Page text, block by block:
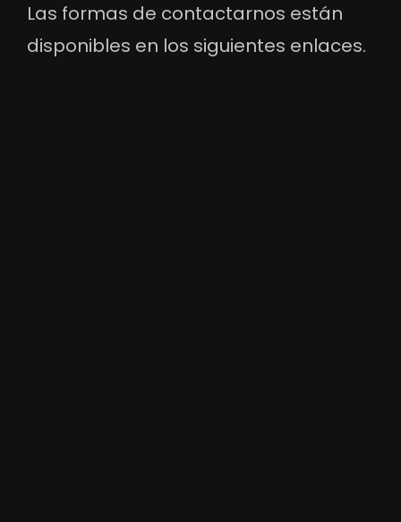
Las formas de contactarnos están
disponibles en los siguientes enlaces.